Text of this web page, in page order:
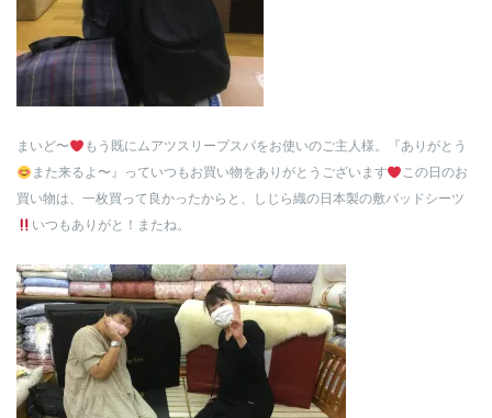
まいど〜
もう既にムアツスリープスパをお使いのご主人様。『ありがとう
また来るよ〜』っていつもお買い物をありがとうございます
この日のお
買い物は、一枚買って良かったからと、しじら織の日本製の敷パッドシーツ
いつもありがと！またね。